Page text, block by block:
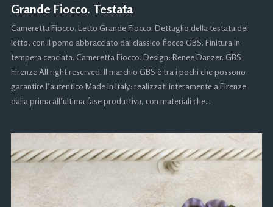
Grande Fiocco. Testata
Cameretta Fiocco. Letto Grande Fiocco. Dettaglio della testata del
letto, con il pomo abbracciato dal classico fiocco GBS. Finitura in
tempera cenciata. Cameretta Fiocco. Design: Renee Danzer. GBS
Firenze All right reserved. Il marchio GBS è tra i pochi che possono
garantire l’autentico Made in Italy: realizzati interamente a Firenze
dalla prima all’ultima fase produttiva, con materiali che…